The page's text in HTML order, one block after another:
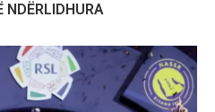
NDËRLIDHURA